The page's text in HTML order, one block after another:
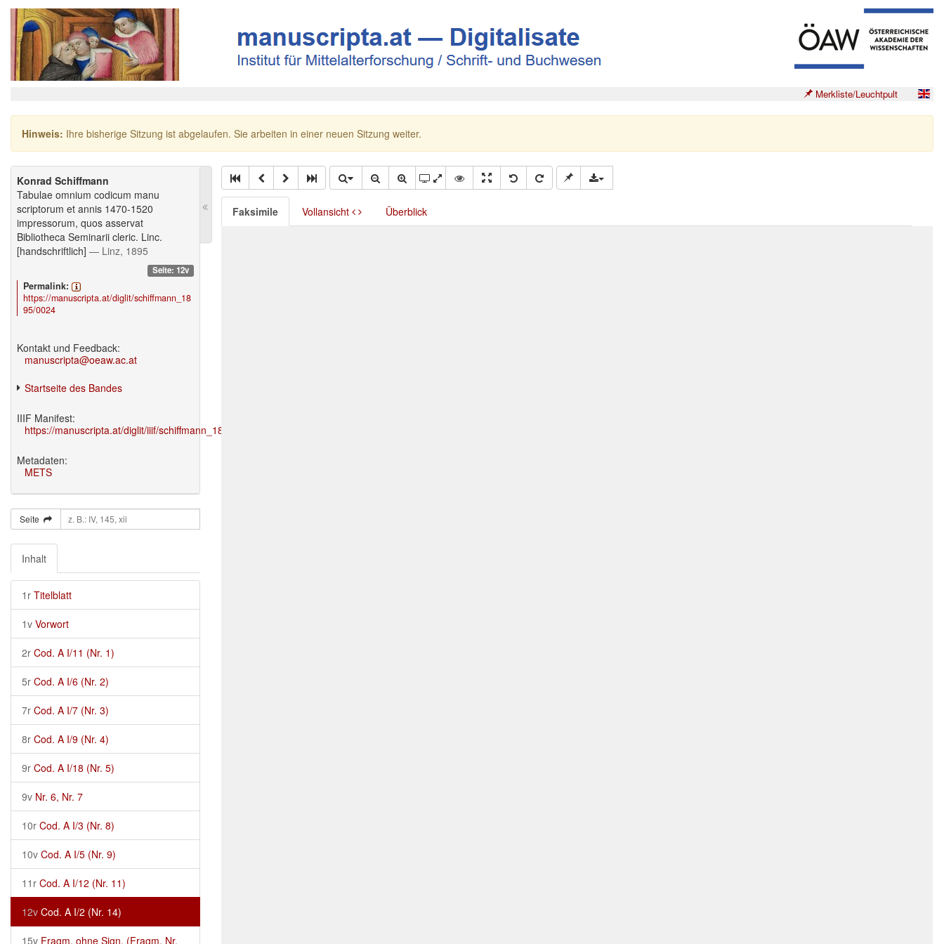
Merkliste/Leuchtpult
Hinweis: Ihre bisherige Sitzung ist abgelaufen. Sie arbeiten in einer neuen Sitzung weiter.
Konrad Schiffmann
Tabulae omnium codicum manu
scriptorum et annis 1470-1520
impressorum, quos asservat
Bibliotheca Seminarii cleric. Linc.
[handschriftlich] — Linz, 1895
Seite: 12v
Permalink:
https://manuscripta.at/diglit/schiffmann_18
95/0024
Kontakt und Feedback:
manuscripta@oeaw.ac.at
Startseite des Bandes
IIIF Manifest:
https://manuscripta.at/diglit/iiif/schiffmann_1895/manifest.json
Metadaten:
METS
Seite
Inhalt
1r Titelblatt
1v Vorwort
2r Cod. A I/11 (Nr. 1)
5r Cod. A I/6 (Nr. 2)
7r Cod. A I/7 (Nr. 3)
8r Cod. A I/9 (Nr. 4)
9r Cod. A I/18 (Nr. 5)
9v Nr. 6, Nr. 7
10r Cod. A I/3 (Nr. 8)
10v Cod. A I/5 (Nr. 9)
11r Cod. A I/12 (Nr. 11)
12v Cod. A I/2 (Nr. 14)
15v Fragm. ohne Sign. (Fragm. Nr.
Faksimile Vollansicht Überblick